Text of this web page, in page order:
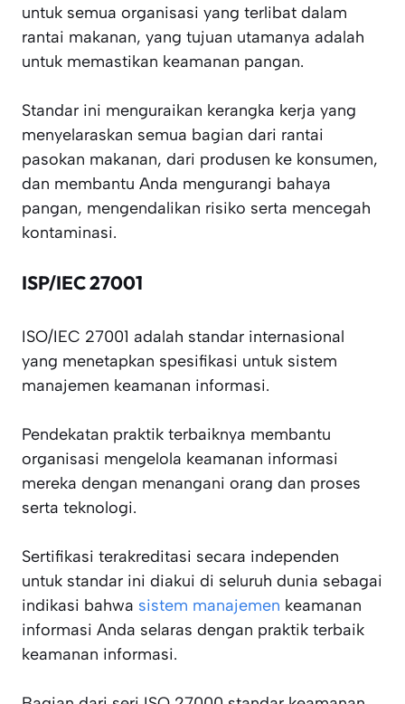
untuk semua organisasi yang terlibat dalam
rantai makanan, yang tujuan utamanya adalah
untuk memastikan keamanan pangan.
Standar ini menguraikan kerangka kerja yang
menyelaraskan semua bagian dari rantai
pasokan makanan, dari produsen ke konsumen,
dan membantu Anda mengurangi bahaya
pangan, mengendalikan risiko serta mencegah
kontaminasi.
ISP/IEC 27001
ISO/IEC 27001 adalah standar internasional
yang menetapkan spesifikasi untuk sistem
manajemen keamanan informasi.
Pendekatan praktik terbaiknya membantu
organisasi mengelola keamanan informasi
mereka dengan menangani orang dan proses
serta teknologi.
Sertifikasi terakreditasi secara independen
untuk standar ini diakui di seluruh dunia sebagai
indikasi bahwa sistem manajemen keamanan
informasi Anda selaras dengan praktik terbaik
keamanan informasi.